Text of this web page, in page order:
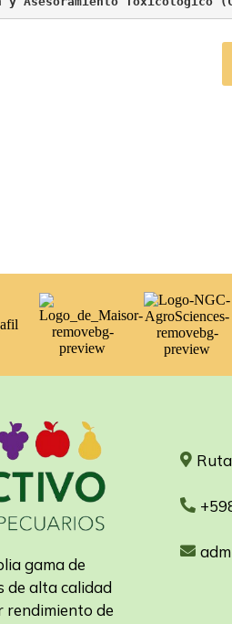
gama de
de alta calidad
rendimiento de